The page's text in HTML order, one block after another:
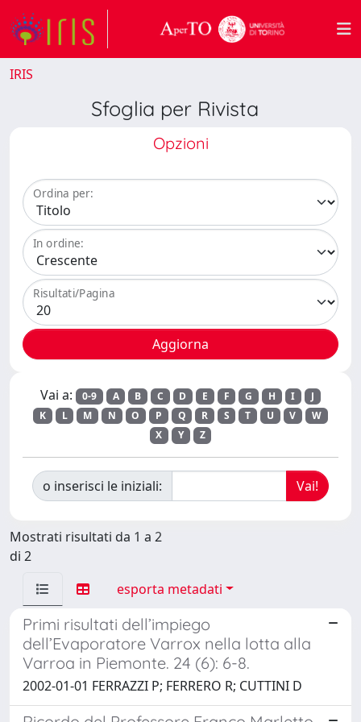
IRIS
Sfoglia per Rivista
Opzioni
Ordina per:
In ordine:
Risultati/Pagina
Vai a: 0-9 A B C D E F G H I
J
K
L M N O P Q R S T U V
W
X
Y Z
o inserisci le iniziali:
Mostrati risultati da 1 a 2
di 2
esporta metadati
Primi risultati dell’impiego
dell’Evaporatore Varrox nella lotta alla
Varroa in Piemonte. 24 (6): 6-8.
2002-01-01 FERRAZZI P; FERRERO R; CUTTINI D